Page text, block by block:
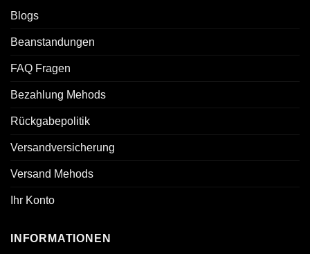
Blogs
Beanstandungen
FAQ Fragen
Bezahlung Mehods
Rückgabepolitik
Versandversicherung
Versand Mehods
Ihr Konto
INFORMATIONEN